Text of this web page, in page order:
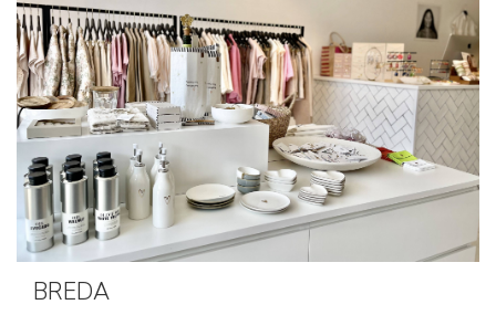
BREDA